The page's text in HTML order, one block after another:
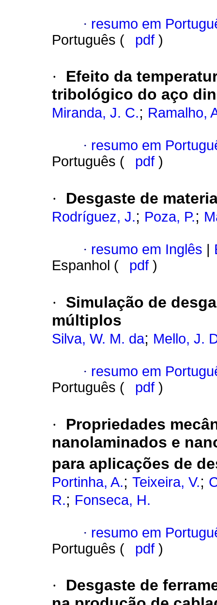
· resumo em
Português (
pdf )
·
Efeito da
tribológico do aço din
Miranda, J. C.; Ramalho,
· resumo em
Português (
pdf )
· Desgaste de
Rodríguez, J.; Poza, P.;
· resumo em Inglês
Espanhol (
pdf )
·
Simulação de
múltiplos
Silva, W. M. da; Mello, J.
· resumo em
Português (
pdf )
·
Propriedades
nanolaminados e
para aplicações de
Portinha, A.; Teixeira, V.;
R.; Fonseca, H.
· resumo em
Português (
pdf )
·
Desgaste de